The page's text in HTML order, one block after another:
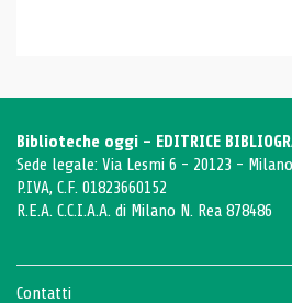
Biblioteche oggi - EDITRICE
Sede legale: Via Lesmi 6 - 20123 - Milano
P.IVA, C.F. 01823660152
R.E.A. C.C.I.A.A. di Milano N. Rea 878486
Contatti